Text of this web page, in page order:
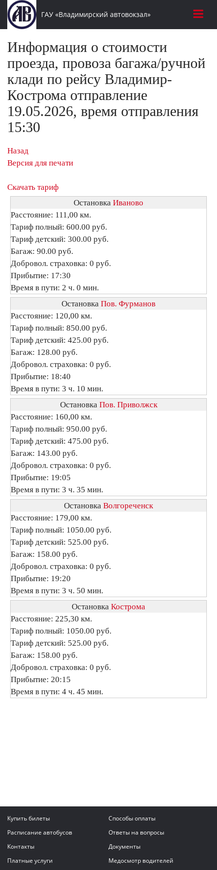
ГАУ «Владимирский автовокзал»
Информация о стоимости
проезда, провоза багажа/ручной
клади по рейсу Владимир-
Кострома отправление
19.05.2026, время отправления
15:30
Назад
Версия для печати
Скачать тариф
Остановка Иваново
Расстояние: 111,00 км.
Тариф полный: 600.00 руб.
Тариф детский: 300.00 руб.
Багаж: 90.00 руб.
Добровол. страховка: 0 руб.
Прибытие: 17:30
Время в пути: 2 ч. 0 мин.
Остановка Пов. Фурманов
Расстояние: 120,00 км.
Тариф полный: 850.00 руб.
Тариф детский: 425.00 руб.
Багаж: 128.00 руб.
Добровол. страховка: 0 руб.
Прибытие: 18:40
Время в пути: 3 ч. 10 мин.
Остановка Пов. Приволжск
Расстояние: 160,00 км.
Тариф полный: 950.00 руб.
Тариф детский: 475.00 руб.
Багаж: 143.00 руб.
Добровол. страховка: 0 руб.
Прибытие: 19:05
Время в пути: 3 ч. 35 мин.
Остановка Волгореченск
Расстояние: 179,00 км.
Тариф полный: 1050.00 руб.
Тариф детский: 525.00 руб.
Багаж: 158.00 руб.
Добровол. страховка: 0 руб.
Прибытие: 19:20
Время в пути: 3 ч. 50 мин.
Остановка Кострома
Расстояние: 225,30 км.
Тариф полный: 1050.00 руб.
Тариф детский: 525.00 руб.
Багаж: 158.00 руб.
Добровол. страховка: 0 руб.
Прибытие: 20:15
Время в пути: 4 ч. 45 мин.
Купить билеты
Способы оплаты
Расписание автобусов
Ответы на вопросы
Контакты
Документы
Платные услуги
Медосмотр водителей